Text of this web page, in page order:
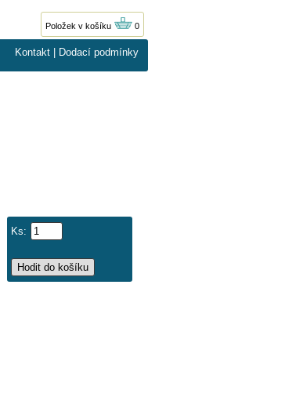
Položek v košíku 0
Kontakt Dodací podmínky
Ks: